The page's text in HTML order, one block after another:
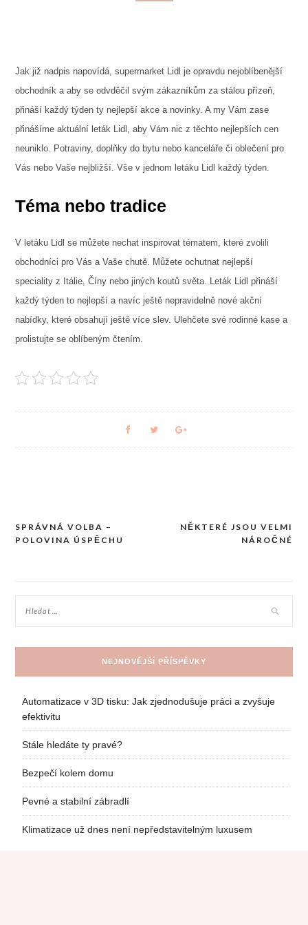
Jak již nadpis napovídá, supermarket Lidl je opravdu nejoblíbenější
obchodník a aby se odvděčil svým zákazníkům za stálou přízeň,
přináší každý týden ty nejlepší akce a novinky. A my Vám zase
přinášíme aktuální leták Lidl , aby Vám nic z těchto nejlepších cen
neuniklo. Potraviny, doplňky do bytu nebo kanceláře či oblečení pro
Vás nebo Vaše nejbližší. Vše v jednom letáku Lidl každý týden.
Téma nebo tradice
V letáku Lidl se můžete nechat inspirovat tématem, které zvolili
obchodníci pro Vás a Vaše chutě. Můžete ochutnat nejlepší
speciality z Itálie, Číny nebo jiných koutů světa. Leták Lidl přináší
každý týden to nejlepší a navíc ještě nepravidelně nové akční
nabídky, které obsahují ještě více slev. Ulehčete své rodinné kase a
prolistujte se oblíbeným čtením.
Navigace
SPRÁVNÁ VOLBA –
POLOVINA ÚSPĚCHU
NĚKTERÉ JSOU VELMI
NÁROČNÉ
NEJNOVĚJŠÍ PŘÍSPĚVKY
Automatizace v 3D tisku: Jak zjednodušuje práci a zvyšuje
efektivitu
Stále hledáte ty pravé?
Bezpečí kolem domu
Pevné a stabilní zábradlí
Klimatizace už dnes není nepředstavitelným luxusem